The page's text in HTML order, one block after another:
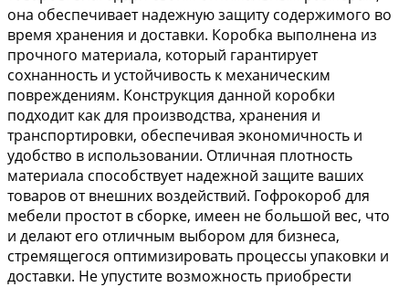
она обеспечивает надежную защиту содержимого во
время хранения и доставки. Коробка выполнена из
прочного материала, который гарантирует
сохнанность и устойчивость к механическим
повреждениям. Конструкция данной коробки
подходит как для производства, хранения и
транспортировки, обеспечивая экономичность и
удобство в использовании. Отличная плотность
материала способствует надежной защите ваших
товаров от внешних воздействий. Гофрокороб для
мебели простот в сборке, имеен не большой вес, что
и делают его отличным выбором для бизнеса,
стремящегося оптимизировать процессы упаковки и
доставки. Не упустите возможность приобрести